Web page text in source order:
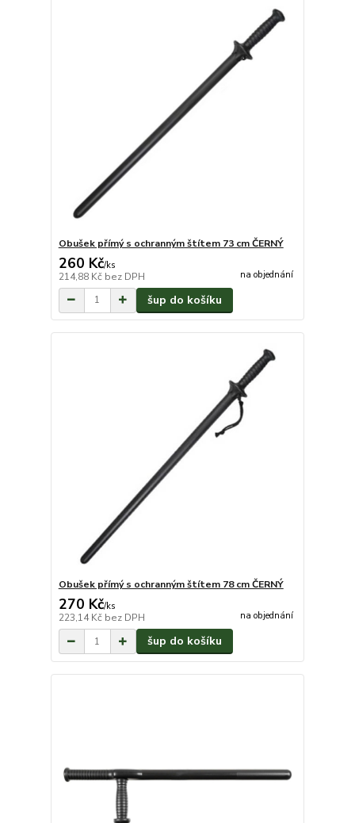
Obušek přímý s ochranným štítem 73 cm ČERNÝ
260 Kč/ks
214,88 Kč bez DPH na objednání
šup do košíku
Obušek přímý s ochranným štítem 78 cm ČERNÝ
270 Kč/ks
223,14 Kč bez DPH na objednání
šup do košíku